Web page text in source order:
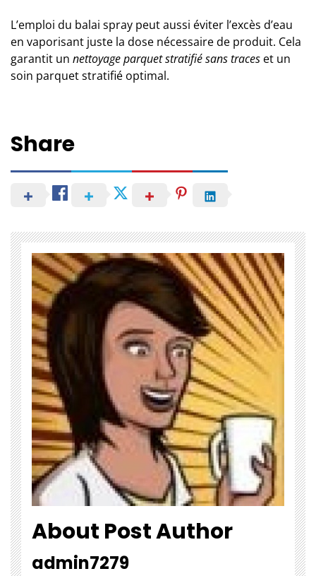
L’emploi du balai spray peut aussi éviter l’excès d’eau
en vaporisant juste la dose nécessaire de produit. Cela
garantit un nettoyage parquet stratifié sans traces et un
soin parquet stratifié optimal.
Share
About Post Author
admin7279